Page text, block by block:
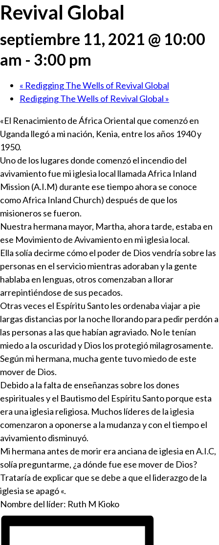
Revival Global
septiembre 11, 2021 @ 10:00
am - 3:00 pm
« Redigging The Wells of Revival Global
Redigging The Wells of Revival Global »
«El Renacimiento de África Oriental que comenzó en
Uganda llegó a mi nación, Kenia, entre los años 1940 y
1950.
Uno de los lugares donde comenzó el incendio del
avivamiento fue mi iglesia local llamada Africa Inland
Mission (A.I.M) durante ese tiempo ahora se conoce
como Africa Inland Church) después de que los
misioneros se fueron.
Nuestra hermana mayor, Martha, ahora tarde, estaba en
ese Movimiento de Avivamiento en mi iglesia local.
Ella solía decirme cómo el poder de Dios vendría sobre las
personas en el servicio mientras adoraban y la gente
hablaba en lenguas, otros comenzaban a llorar
arrepintiéndose de sus pecados.
Otras veces el Espíritu Santo les ordenaba viajar a pie
largas distancias por la noche llorando para pedir perdón a
las personas a las que habían agraviado. No le tenían
miedo a la oscuridad y Dios los protegió milagrosamente.
Según mi hermana, mucha gente tuvo miedo de este
mover de Dios.
Debido a la falta de enseñanzas sobre los dones
espirituales y el Bautismo del Espíritu Santo porque esta
era una iglesia religiosa. Muchos líderes de la iglesia
comenzaron a oponerse a la mudanza y con el tiempo el
avivamiento disminuyó.
Mi hermana antes de morir era anciana de iglesia en A.I.C,
solía preguntarme, ¿a dónde fue ese mover de Dios?
Trataría de explicar que se debe a que el liderazgo de la
iglesia se apagó «.
Nombre del líder: Ruth M Kioko